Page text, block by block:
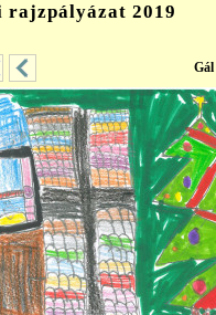
rajzpályázat 2019